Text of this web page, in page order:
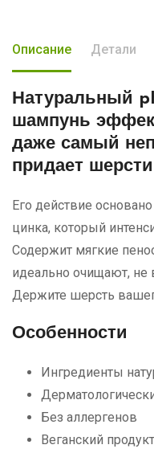
Описание Детали
Натуральный
шампунь
даже самый
придает
Его действие
цинка, который
Содержит мягкие
идеально очищают, не
Держите шерсть
Особенности
Ингредиенты
Без аллергенов
Веганский продукт